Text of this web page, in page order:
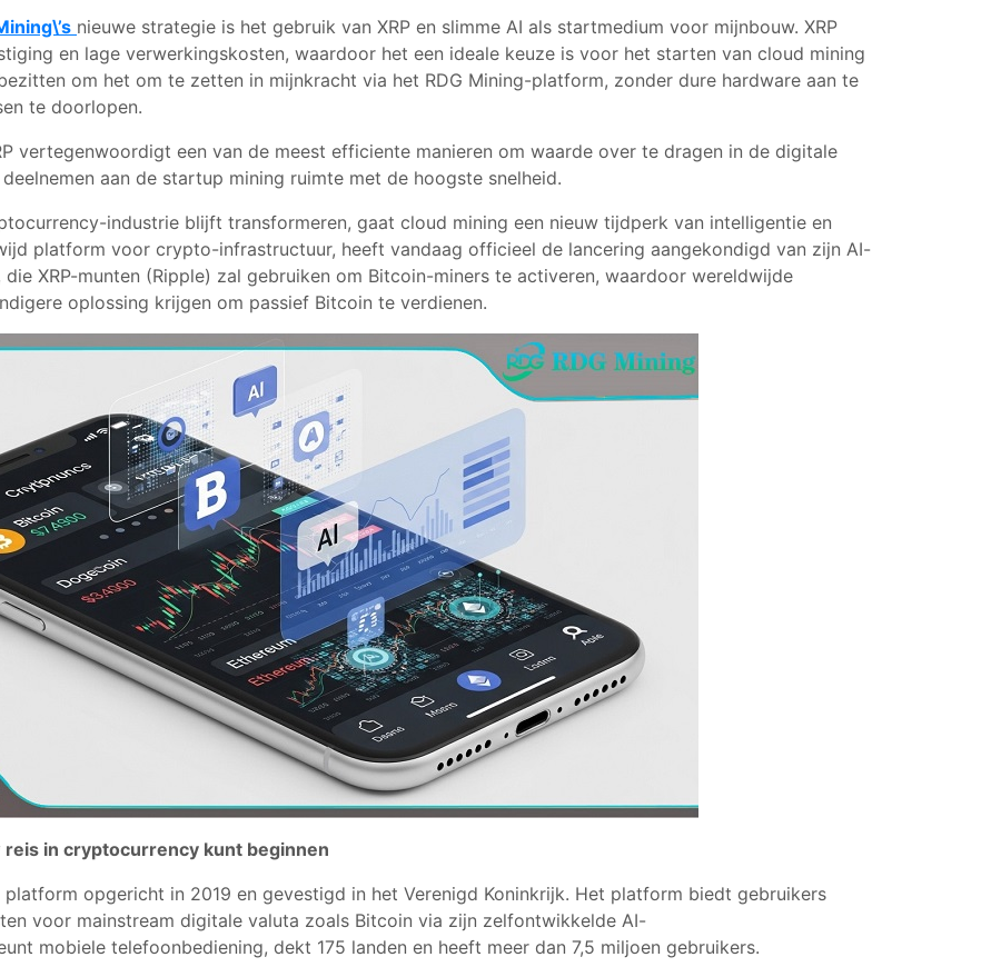
nieuwe strategie is het gebruik van XRP en slimme AI als startmedium voor mijnbouw. XRP
en lage verwerkingskosten, waardoor het een ideale keuze is voor het starten van cloud mining
om het om te zetten in mijnkracht via het RDG Mining-platform, zonder dure hardware aan te
te doorlopen.
vertegenwoordigt een van de meest efficiente manieren om waarde over te dragen in de digitale
aan de startup mining ruimte met de hoogste snelheid.
industrie blijft transformeren, gaat cloud mining een nieuw tijdperk van intelligentie en
platform voor crypto-infrastructuur, heeft vandaag officieel de lancering aangekondigd van zijn AI-
XRP-munten (Ripple) zal gebruiken om Bitcoin-miners te activeren, waardoor wereldwijde
oplossing krijgen om passief Bitcoin te verdienen.
reis in cryptocurrency kunt beginnen
opgericht in 2019 en gevestigd in het Verenigd Koninkrijk. Het platform biedt gebruikers
voor mainstream digitale valuta zoals Bitcoin via zijn zelfontwikkelde AI-
mobiele telefoonbediening, dekt 175 landen en heeft meer dan 7,5 miljoen gebruikers.